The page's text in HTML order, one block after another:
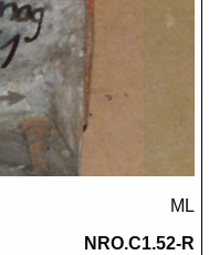
ML
NRO.C1.52-R